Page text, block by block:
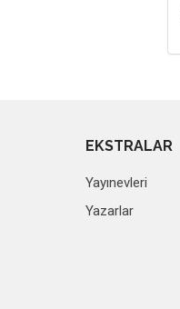
EKSTRALAR
Yayınevleri
Yazarlar